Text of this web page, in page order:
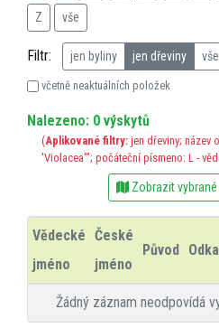
Z vše
Filtr: jen byliny jen dřeviny vše
včetně neaktuálních položek
Nalezeno: 0 výskytů
(Aplikované filtry: jen dřeviny; název
'Violacea'"; počáteční písmeno: L -
Zobrazit
Vědecké
jméno
České
jméno
Původ
Žádný záznam neodpovídá